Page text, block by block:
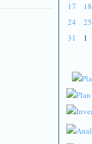
17
18
24
25
31
1